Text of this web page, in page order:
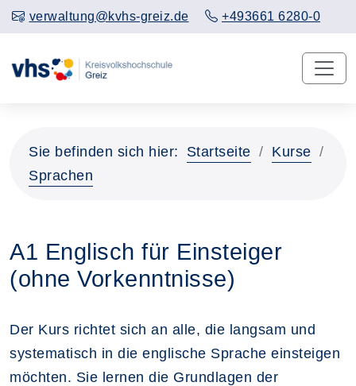
verwaltung@kvhs-greiz.de +493661 6280-0
Sie befinden sich hier: Startseite
Kurse
Sprachen
A1 Englisch für Einsteiger
(ohne Vorkenntnisse)
Der Kurs richtet sich an alle, die langsam und
systematisch in die englische Sprache einsteigen
möchten. Sie lernen die Grundlagen der